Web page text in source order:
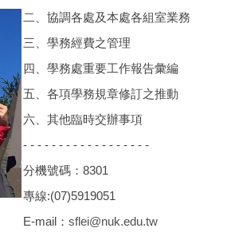
二、協調各處及本處各組室業務
三、學務經費之管理
四、學務處重要工作報告彙編
五、各項學務規章修訂之推動
六、其他臨時交辦事項
- - - - - - - - - - - - - - - - - -
分機號碼：8301
專線:(07)5919051
E-mail： sflei@nuk.edu.tw